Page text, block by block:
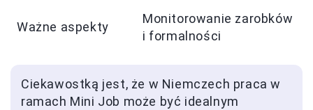
Ważne aspekty
Monitorowanie zarobków
i formalności
Ciekawostką jest, że w Niemczech praca w
ramach Mini Job może być idealnym